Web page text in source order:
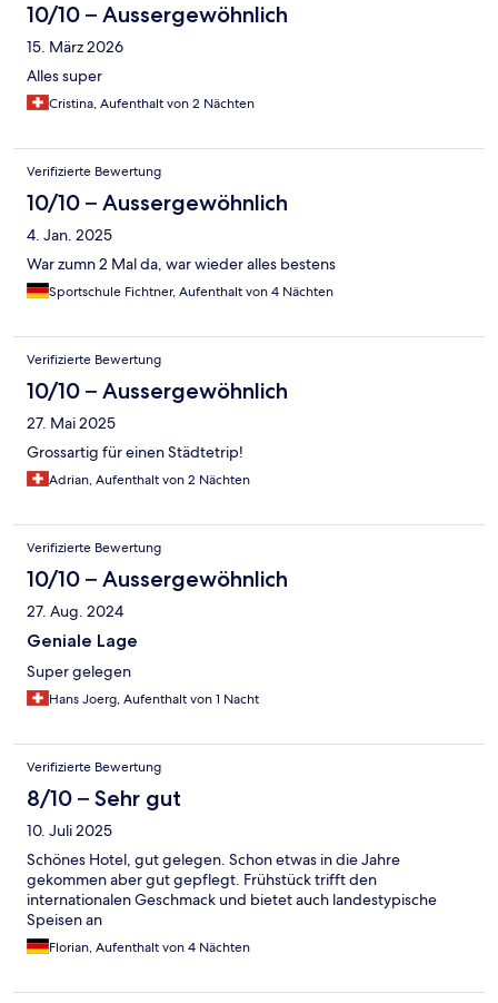
10/10 – Aussergewöhnlich
15. März 2026
Alles super
Cristina, Aufenthalt von 2 Nächten
Verifizierte Bewertung
10/10 – Aussergewöhnlich
4. Jan. 2025
War zumn 2 Mal da, war wieder alles bestens
Sportschule Fichtner, Aufenthalt von 4 Nächten
Verifizierte Bewertung
10/10 – Aussergewöhnlich
27. Mai 2025
Grossartig für einen Städtetrip!
Adrian, Aufenthalt von 2 Nächten
Verifizierte Bewertung
10/10 – Aussergewöhnlich
27. Aug. 2024
Geniale Lage
Super gelegen
Hans Joerg, Aufenthalt von 1 Nacht
Verifizierte Bewertung
8/10 – Sehr gut
10. Juli 2025
Schönes Hotel, gut gelegen. Schon etwas in die Jahre
gekommen aber gut gepflegt. Frühstück trifft den
internationalen Geschmack und bietet auch landestypische
Speisen an
Florian, Aufenthalt von 4 Nächten